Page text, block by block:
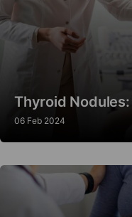
Thyroid
06 Feb 2024